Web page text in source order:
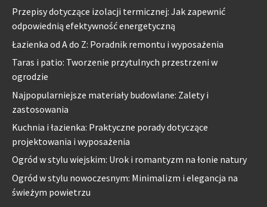
Przepisy dotyczące izolacji termicznej: Jak zapewnić
odpowiednią efektywność energetyczną
Łazienka od A do Z: Poradnik remontu i wyposażenia
Taras i patio: Tworzenie przytulnych przestrzeni w
ogrodzie
Najpopularniejsze materiały budowlane: Zalety i
zastosowania
Kuchnia i łazienka: Praktyczne porady dotyczące
projektowania i wyposażenia
Ogród w stylu wiejskim: Urok i romantyzm na łonie natury
Ogród w stylu nowoczesnym: Minimalizm i elegancja na
świeżym powietrzu